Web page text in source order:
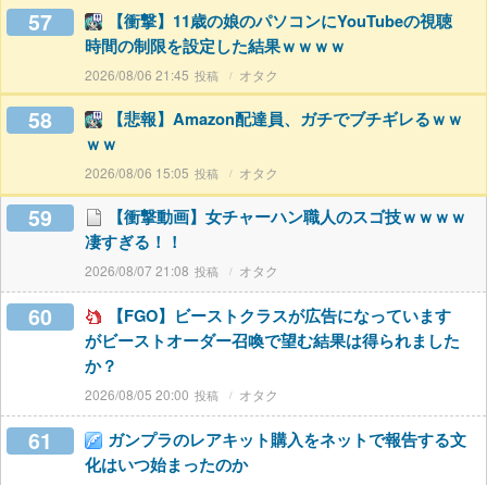
57
【衝撃】11歳の娘のパソコンにYouTubeの視聴
時間の制限を設定した結果ｗｗｗｗ
2026/08/06 21:45 オタク
58
【悲報】Amazon配達員、ガチでブチギレるｗｗ
ｗｗ
2026/08/06 15:05 オタク
59
【衝撃動画】女チャーハン職人のスゴ技ｗｗｗｗ
凄すぎる！！
2026/08/07 21:08 オタク
60
【FGO】ビーストクラスが広告になっています
がビーストオーダー召喚で望む結果は得られました
か？
2026/08/05 20:00 オタク
61
ガンプラのレアキット購入をネットで報告する文
化はいつ始まったのか